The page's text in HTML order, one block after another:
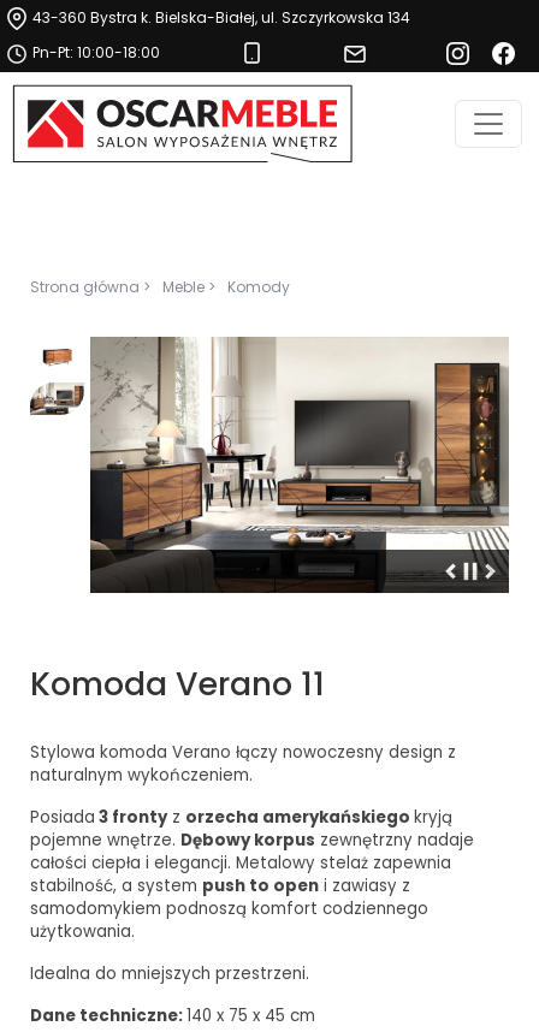
43-360 Bystra k. Bielska-Białej, ul. Szczyrkowska 134
Pn-Pt: 10:00-18:00
Strona główna > Meble > Komody
Komoda Verano 11
Stylowa komoda Verano łączy nowoczesny design z
naturalnym wykończeniem.
Posiada 3 frontyz orzecha amerykańskiego kryją
pojemne wnętrze. Dębowy korpus zewnętrzny nadaje
całości ciepła i elegancji. Metalowy stelaż zapewnia
stabilność, a system push to open i zawiasy z
samodomykiem podnoszą komfort codziennego
użytkowania.
Idealna do mniejszych przestrzeni.
Dane techniczne:140 x 75 x 45 cm